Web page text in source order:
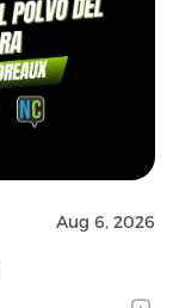
Aug 6, 2026